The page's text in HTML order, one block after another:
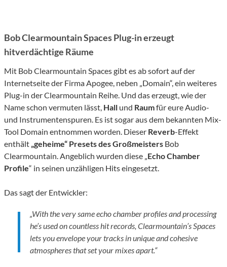
Bob Clearmountain Spaces Plug-in erzeugt
hitverdächtige Räume
Mit Bob Clearmountain Spaces gibt es ab sofort auf der
Internetseite der Firma Apogee, neben „Domain“, ein weiteres
Plug-in der Clearmountain Reihe. Und das erzeugt, wie der
Name schon vermuten lässt, Hall und Raumfür eure Audio-
und Instrumentenspuren. Es ist sogar aus dem bekannten Mix-
Tool Domain entnommen worden. Dieser Reverb-Effekt
enthält „geheime“ Presets des Großmeisters Bob
Clearmountain. Angeblich wurden diese „Echo Chamber
Profile“ in seinen unzähligen Hits eingesetzt.
Das sagt der Entwickler:
„With the very same echo chamber profiles and processing
he’s used on countless hit records, Clearmountain’s Spaces
lets you envelope your tracks in unique and cohesive
atmospheres that set your mixes apart.“